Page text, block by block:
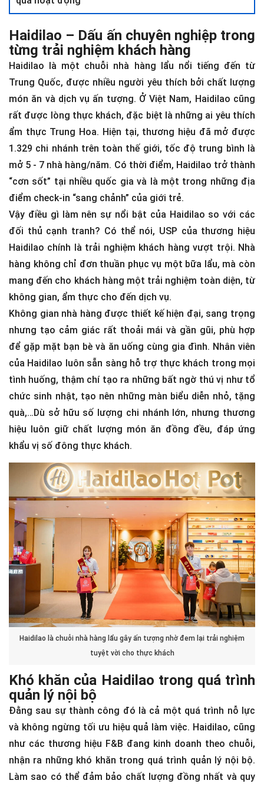
Haidilao – Dấu ấn chuyên nghiệp trong
từng trải nghiệm khách hàng
Haidilao là một chuỗi nhà hàng lẩu nổi tiếng đến từ
Trung Quốc, được nhiều người yêu thích bởi chất lượng
món ăn và dịch vụ ấn tượng. Ở Việt Nam, Haidilao cũng
rất được lòng thực khách, đặc biệt là những ai yêu thích
ẩm thực Trung Hoa. Hiện tại, thương hiệu đã mở được
1.329 chi nhánh trên toàn thế giới, tốc độ trung bình là
mở 5 - 7 nhà hàng/năm. Có thời điểm, Haidilao trở thành
“cơn sốt” tại nhiều quốc gia và là một trong những địa
điểm check-in “sang chảnh” của giới trẻ.
Vậy điều gì làm nên sự nổi bật của Haidilao so với các
đối thủ cạnh tranh? Có thể nói, USP của thương hiệu
Haidilao chính là trải nghiệm khách hàng vượt trội. Nhà
hàng không chỉ đơn thuần phục vụ một bữa lẩu, mà còn
mang đến cho khách hàng một trải nghiệm toàn diện, từ
không gian, ẩm thực cho đến dịch vụ.
Không gian nhà hàng được thiết kế hiện đại, sang trọng
nhưng tạo cảm giác rất thoải mái và gần gũi, phù hợp
để gặp mặt bạn bè và ăn uống cùng gia đình. Nhân viên
của Haidilao luôn sẵn sàng hỗ trợ thực khách trong mọi
tình huống, thậm chí tạo ra những bất ngờ thú vị như tổ
chức sinh nhật, tạo nên những màn biểu diễn nhỏ, tặng
quà,…Dù sở hữu số lượng chi nhánh lớn, nhưng thương
hiệu luôn giữ chất lượng món ăn đồng đều, đáp ứng
khẩu vị số đông thực khách.
Haidilao là chuỗi nhà hàng lẩu gây ấn tượng nhờ đem lại trải nghiệm
tuyệt vời cho thực khách
Khó khăn của Haidilao trong quá trình
quản lý nội bộ
Đằng sau sự thành công đó là cả một quá trình nỗ lực
và không ngừng tối ưu hiệu quả làm việc. Haidilao, cũng
như các thương hiệu F&B đang kinh doanh theo chuỗi,
nhận ra những khó khăn trong quá trình quản lý nội bộ.
Làm sao có thể đảm bảo chất lượng đồng nhất và quy